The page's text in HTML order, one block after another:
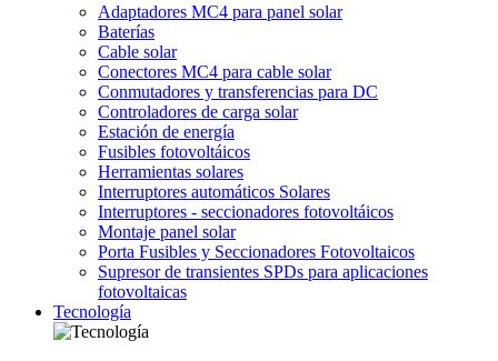
Adaptadores MC4 para panel solar
Baterías
Cable solar
Conectores MC4 para cable solar
Conmutadores y transferencias para DC
Controladores de carga solar
Estación de energía
Fusibles fotovoltáicos
Herramientas solares
Interruptores automáticos Solares
Interruptores - seccionadores fotovoltáicos
Montaje panel solar
Porta Fusibles y Seccionadores Fotovoltaicos
Supresor de transientes SPDs para aplicaciones
fotovoltaicas
Tecnología